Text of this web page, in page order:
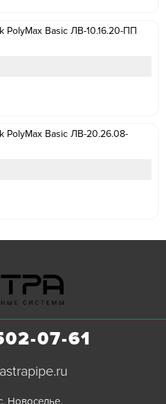
PolyMax Basic ЛВ-10.16.20-ПП
PolyMax Basic ЛВ-20.26.08-
07-61
Новоселье,